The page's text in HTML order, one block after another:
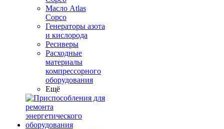
Масло Atlas
Copco
Генераторы азота
и кислорода
Ресиверы
Расходные
материалы
компрессорного
оборудования
Ещё